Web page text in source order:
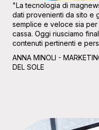
"La tecnologia di
dati provenienti da sito e
semplice e veloce sia
cassa. Oggi riusciamo
contenuti pertinenti e
ANNA MINOLI -
DEL SOLE